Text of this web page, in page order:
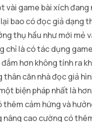
vài game bài xích đang
bao có đọc giả dạng
thụ hầu như mới mẻ
chỉ là có tác dụng
hơn không tính ra
thân căn nhà đọc giả
biện pháp nhất là
thêm cảm hứng và
cao cường có